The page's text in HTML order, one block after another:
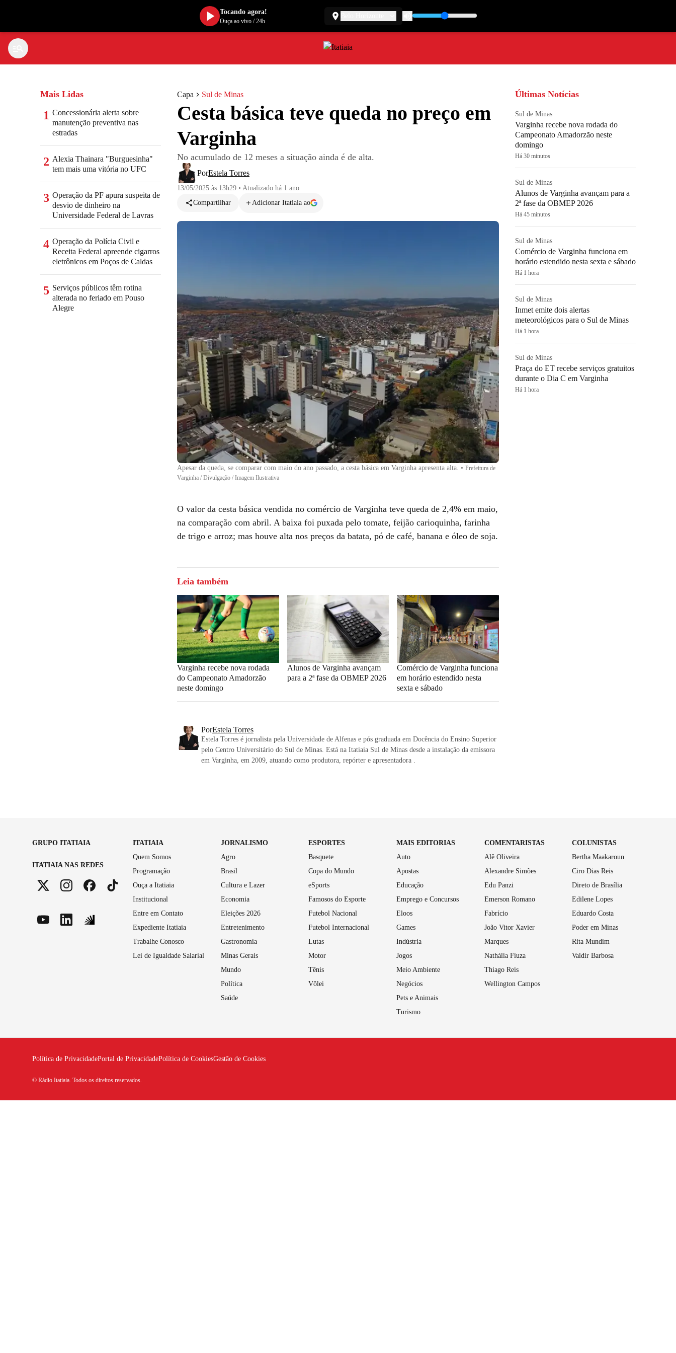
Capa Sul de Minas
Cesta básica teve queda no preço em
Varginha
No acumulado de 12 meses a situação ainda é de alta.
PorEstela Torres
13/05/2025 às 13h29 • Atualizado há 1 ano
Compartilhar
Adicionar Itatiaia ao
Apesar da queda, se comparar com maio do ano passado, a cesta básica em Varginha apresenta alta. • Prefeitura de
Varginha / Divulgação / Imagem Ilustrativa
O valor da cesta básica vendida no comércio de Varginha teve queda de 2,4% em maio,
na comparação com abril. A baixa foi puxada pelo tomate, feijão carioquinha, farinha
de trigo e arroz; mas houve alta nos preços da batata, pó de café, banana e óleo de soja.
Leia também
Varginha recebe nova rodada
do Campeonato Amadorzão
neste domingo
Alunos de Varginha avançam
para a 2ª fase da OBMEP 2026
Comércio de Varginha funciona
em horário estendido nesta
sexta e sábado
PorEstela Torres
Estela Torres é jornalista pela Universidade de Alfenas e pós graduada em Docência do Ensino Superior
pelo Centro Universitário do Sul de Minas. Está na Itatiaia Sul de Minas desde a instalação da emissora
em Varginha, em 2009, atuando como produtora, repórter e apresentadora .
Mais Lidas
1 Concessionária alerta sobre
manutenção preventiva nas
estradas
2 Alexia Thainara "Burguesinha"
tem mais uma vitória no UFC
3 Operação da PF apura suspeita de
desvio de dinheiro na
Universidade Federal de Lavras
4 Operação da Polícia Civil e
Receita Federal apreende cigarros
eletrônicos em Poços de Caldas
5 Serviços públicos têm rotina
alterada no feriado em Pouso
Alegre
Últimas Notícias
Sul de Minas
Varginha recebe nova rodada do
Campeonato Amadorzão neste
domingo
Há 30 minutos
Sul de Minas
Alunos de Varginha avançam para a
2ª fase da OBMEP 2026
Há 45 minutos
Sul de Minas
Comércio de Varginha funciona em
horário estendido nesta sexta e sábado
Há 1 hora
Sul de Minas
Inmet emite dois alertas
meteorológicos para o Sul de Minas
Há 1 hora
Sul de Minas
Praça do ET recebe serviços gratuitos
durante o Dia C em Varginha
Há 1 hora
GRUPO ITATIAIA
ITATIAIA NAS REDES
ITATIAIA
Quem Somos
Programação
Ouça a Itatiaia
Institucional
Entre em Contato
Expediente Itatiaia
Trabalhe Conosco
Lei de Igualdade Salarial
JORNALISMO
Agro
Brasil
Cultura e Lazer
Economia
Eleições 2026
Entretenimento
Gastronomia
Minas Gerais
Mundo
Política
Saúde
ESPORTES
Basquete
Copa do Mundo
eSports
Famosos do Esporte
Futebol Nacional
Futebol Internacional
Lutas
Motor
Tênis
Vôlei
MAIS EDITORIAS
Auto
Apostas
Educação
Emprego e Concursos
Eloos
Games
Indústria
Jogos
Meio Ambiente
Negócios
Pets e Animais
Turismo
COMENTARISTAS
Alê Oliveira
Alexandre Simões
Edu Panzi
Emerson Romano
Fabrício
João Vitor Xavier
Marques
Nathália Fiuza
Thiago Reis
Wellington Campos
COLUNISTAS
Bertha Maakaroun
Ciro Dias Reis
Direto de Brasília
Edilene Lopes
Eduardo Costa
Poder em Minas
Rita Mundim
Valdir Barbosa
Política de PrivacidadePortal de PrivacidadePolítica de CookiesGestão de Cookies
© Rádio Itatiaia. Todos os direitos reservados.
Tocando agora!
Ouça ao vivo/24h